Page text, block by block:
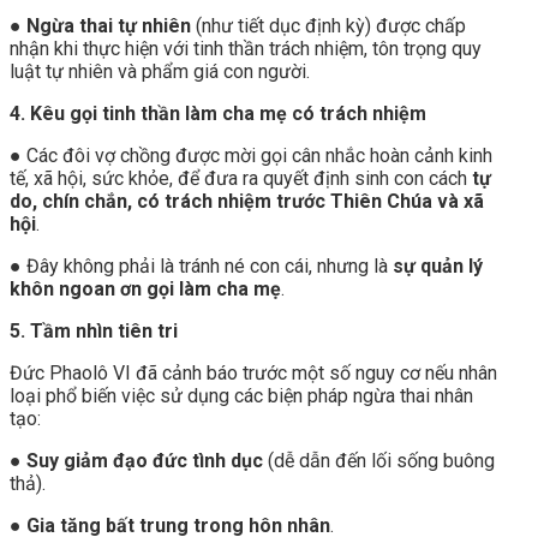
● Ngừa thai tự nhiên (như tiết dục định kỳ) được chấp
nhận khi thực hiện với tinh thần trách nhiệm, tôn trọng quy
luật tự nhiên và phẩm giá con người.
4. Kêu gọi tinh thần làm cha mẹ có trách nhiệm
● Các đôi vợ chồng được mời gọi cân nhắc hoàn cảnh kinh
tế, xã hội, sức khỏe, để đưa ra quyết định sinh con cách tự
do, chín chắn, có trách nhiệm trước Thiên Chúa và xã
hội.
● Đây không phải là tránh né con cái, nhưng là sự quản lý
khôn ngoan ơn gọi làm cha mẹ.
5. Tầm nhìn tiên tri
Đức Phaolô VI đã cảnh báo trước một số nguy cơ nếu nhân
loại phổ biến việc sử dụng các biện pháp ngừa thai nhân
tạo:
● Suy giảm đạo đức tình dục (dễ dẫn đến lối sống buông
thả).
● Gia tăng bất trung trong hôn nhân.